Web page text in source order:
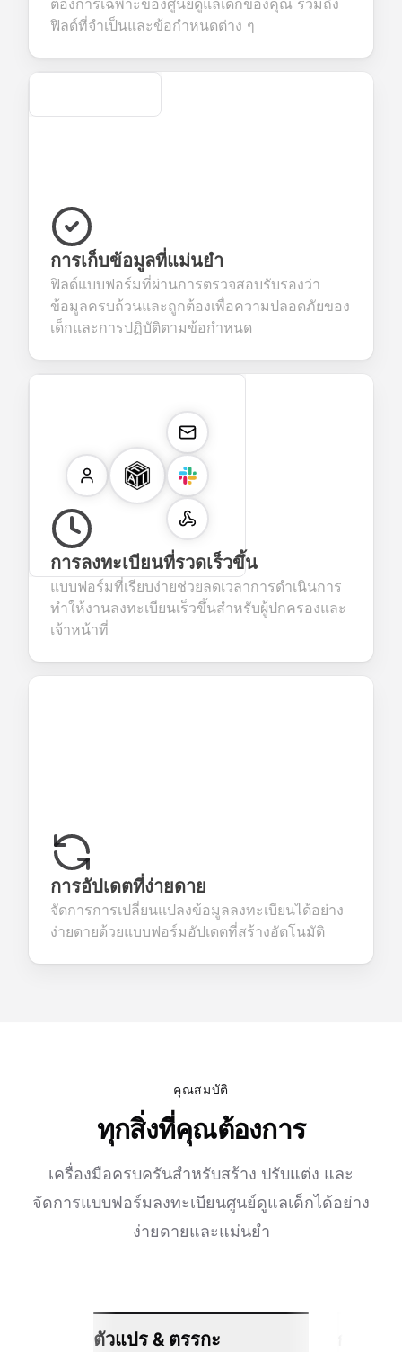
creation.
candidate
ต้องการเฉพาะของศูนย์ดูแลเด็กของคุณ รวมถึง
ฟิลด์ที่จำเป็นและข้อกำหนดต่าง ๆ
Secure
การเก็บข้อมูลที่แม่นยำ
ฟิลด์แบบฟอร์มที่ผ่านการตรวจสอบรับรองว่า
ข้อมูลครบถ้วนและถูกต้องเพื่อความปลอดภัยของ
เด็กและการปฏิบัติตามข้อกำหนด
การลงทะเบียนที่รวดเร็วขึ้น
แบบฟอร์มที่เรียบง่ายช่วยลดเวลาการดำเนินการ
ทำให้งานลงทะเบียนเร็วขึ้นสำหรับผู้ปกครองและ
เจ้าหน้าที่
การอัปเดตที่ง่ายดาย
จัดการการเปลี่ยนแปลงข้อมูลลงทะเบียนได้อย่าง
ง่ายดายด้วยแบบฟอร์มอัปเดตที่สร้างอัตโนมัติ
คุณสมบัติ
ทุกสิ่งที่คุณต้องการ
เครื่องมือครบครันสำหรับสร้าง ปรับแต่ง และ
จัดการแบบฟอร์มลงทะเบียนศูนย์ดูแลเด็กได้อย่าง
ง่ายดายและแม่นยำ
ตัวแปร & ตรรกะ